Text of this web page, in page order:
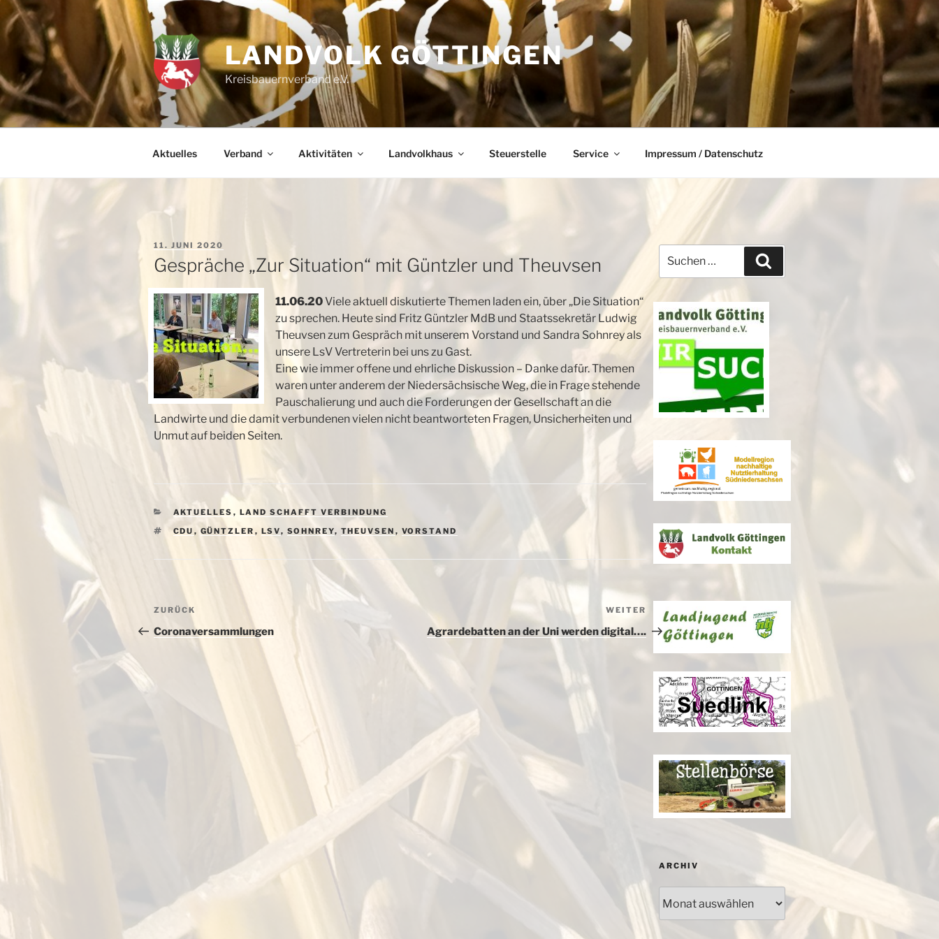
Zum
Inhalt
springen
LANDVOLK GÖTTINGEN
Kreisbauernverband e.V.
Aktuelles Verband Aktivitäten Landvolkhaus Steuerstelle Service Impressum / Datenschutz
VERÖFFENTLICHT
AM
11. JUNI 2020
Gespräche „Zur Situation“ mit Güntzler und Theuvsen
11.06.20Viele aktuell diskutierte Themen laden ein, über „Die Situation“
zu sprechen. Heute sind Fritz Güntzler MdB und Staatssekretär Ludwig
Theuvsen zum Gespräch mit unserem Vorstand und Sandra Sohnrey als
unsere LsV Vertreterin bei uns zu Gast.
Eine wie immer offene und ehrliche Diskussion – Danke dafür. Themen
waren unter anderem der Niedersächsische Weg, die in Frage stehende
Pauschalierung und auch die Forderungen der Gesellschaft an die
Landwirte und die damit verbundenen vielen nicht beantworteten Fragen, Unsicherheiten und
Unmut auf beiden Seiten.
KATEGORIEN
AKTUELLES , LAND SCHAFFT VERBINDUNG
SCHLAGWÖRTER
CDU , GÜNTZLER , LSV, SOHNREY, THEUVSEN , VORSTAND
Beitragsnavigation
Vorheriger
Beitrag
ZURÜCK
Coronaversammlungen
Nächster
Beitrag
WEITER
Agrardebatten an der Uni werden digital….
nach:
ARCHIV